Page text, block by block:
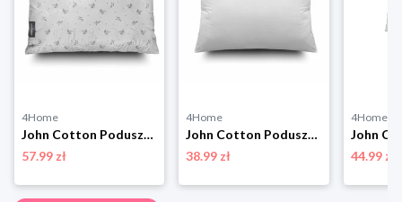
4Home
John Cotton Poduszka Maytime , 50 x 70 cm, 50 x 70 cm
57.99 zł
4Home
John Cotton Poduszka ProComfort, 50 x 70 cm, 50 x 70 cm
38.99 zł
4Home
44.99 zł